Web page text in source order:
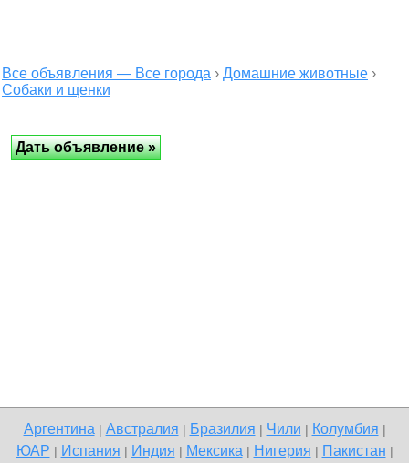
Все объявления — Все города › Домашние животные ›
Собаки и щенки
Аргентина| Австралия Бразилия Чили Колумбия
ЮАР Испания Индия Мексика| Нигерия Пакистан